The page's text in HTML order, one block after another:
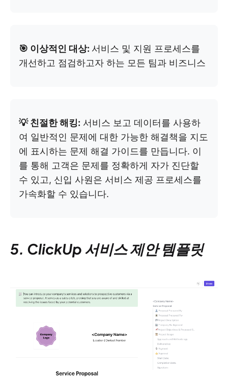
🎯 이상적인 대상: 서비스 및 지원 프로세스를
개선하고 점검하고자 하는 모든 팀과 비즈니스
💡 친절한 해킹: 서비스 보고 데이터를 사용하
여 일반적인 문제에 대한 가능한 해결책을 지도
에 표시하는 문제 해결 가이드를 만듭니다. 이
를 통해 고객은 문제를 정확하게 자가 진단할
수 있고, 신입 사원은 서비스 제공 프로세스를
가속화할 수 있습니다.
5. ClickUp 서비스 제안 템플릿